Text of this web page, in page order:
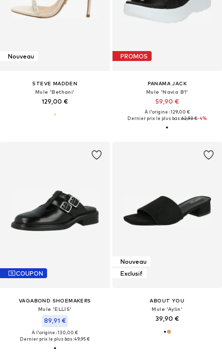
Nouveau
STEVE MADDEN
Mule 'Bethani'
129,00 €
PROMOS
PANAMA JACK
Mule 'Navia B1'
59,90 €
À l'origine : 129,00 €
Dernier prix le plus bas :62,93 €-4%
COUPON
VAGABOND SHOEMAKERS
Mule 'ELLIS'
89,91 €
À l'origine : 130,00 €
Dernier prix le plus bas :49,95 €
Nouveau
Exclusif
ABOUT YOU
Mule 'Aylin'
39,90 €